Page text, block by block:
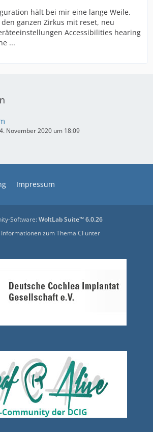
hält bei mir eine lange Weile.
ganzen Zirkus mit reset, neu
Accessibilities hearing
...
November 2020 um 18:09
Impressum
Software:WoltLab Suite™ 6.0.26
zum Thema CI unter